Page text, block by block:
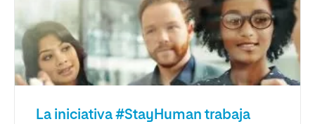
La iniciativa #StayHuman trabaja